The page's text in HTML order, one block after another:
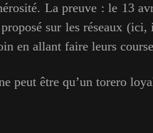
La preuve : le 13
sur les réseaux
en allant faire leurs
peut être qu’un torero